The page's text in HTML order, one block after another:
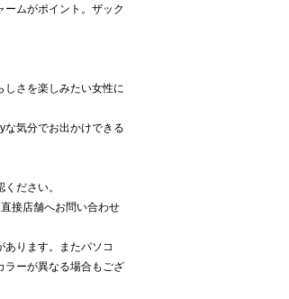
ムがポイント。ザック
しさを楽しみたい女性に
な気分でお出かけできる
ださい。
接店舗へお問い合わせ
ります。またパソコ
ラーが異なる場合もござ